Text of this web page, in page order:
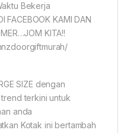
Bekerja
FACEBOOK KAMI DAN
KITA!!
SIZE dengan
terkini untuk
anda
Kotak ini bertambah